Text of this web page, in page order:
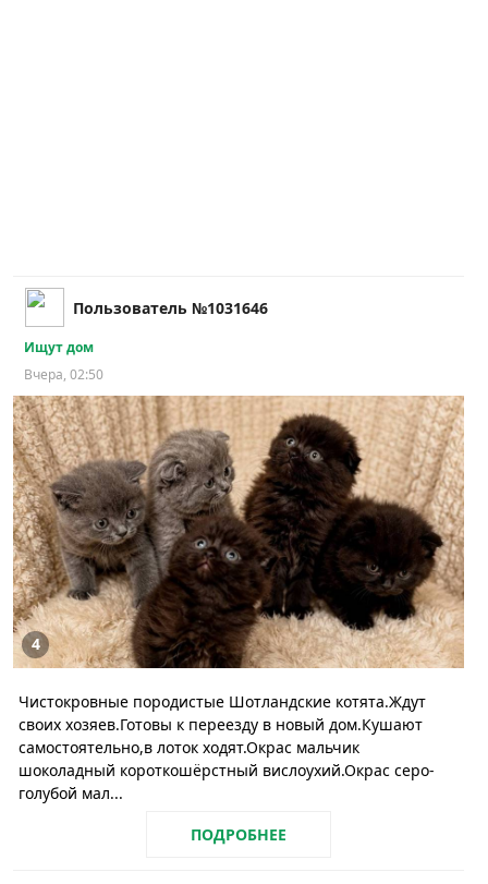
Пользователь №1031646
Ищут дом
Вчера, 02:50
4
Чистокровные породистые Шотландские котята.Ждут
своих хозяев.Готовы к переезду в новый дом.Кушают
самостоятельно,в лоток ходят.Окрас мальчик
шоколадный короткошёрстный вислоухий.Окрас серо-
голубой мал...
ПОДРОБНЕЕ